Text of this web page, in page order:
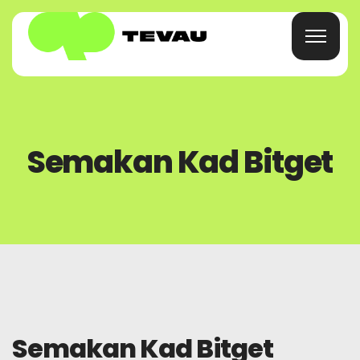
Kad
Soalan Lazim
Semakan Kad Bitget
Semakan Kad Bitget